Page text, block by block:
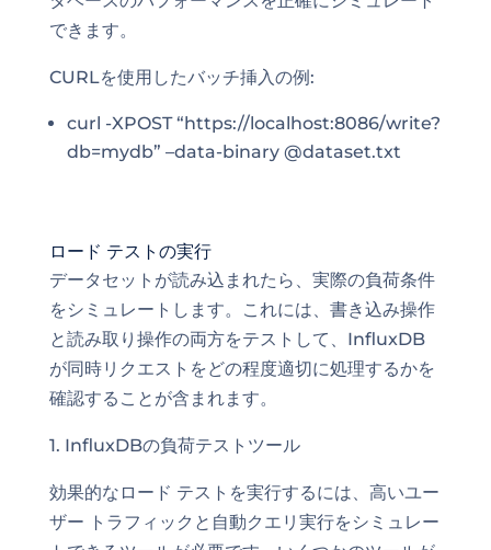
できます。
CURLを使用したバッチ挿入の例:
curl -XPOST “https://localhost:8086/write?
db=mydb” –data-binary @dataset.txt
ロード テストの実行
データセットが読み込まれたら、実際の負荷条件
をシミュレートします。これには、書き込み操作
と読み取り操作の両方をテストして、InfluxDB
が同時リクエストをどの程度適切に処理するかを
確認することが含まれます。
1. InfluxDBの負荷テストツール
効果的なロード テストを実行するには、高いユー
ザー トラフィックと自動クエリ実行をシミュレー